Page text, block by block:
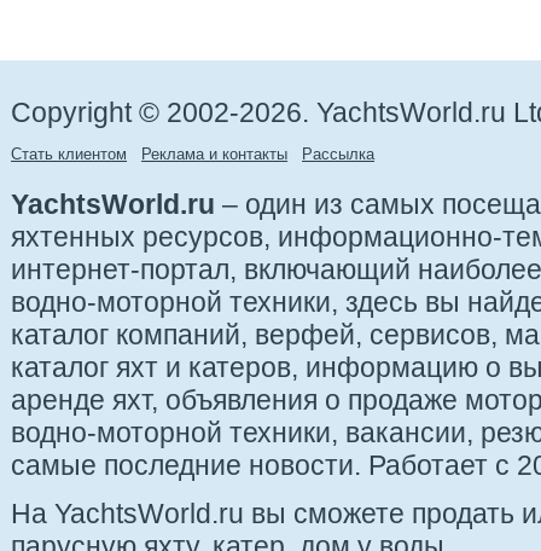
Copyright © 2002-2026. YachtsWorld.ru
Стать клиентом Реклама и контакты Рассылка
YachtsWorld.ru – один из самых
яхтенных ресурсов, информационно-
интернет-портал, включающий
водно-моторной техники, здесь вы
каталог компаний, верфей, сервисов,
каталог яхт и катеров, информацию о
аренде яхт, объявления о продаже
водно-моторной техники, вакансии,
самые последние новости. Работает с
На YachtsWorld.ru вы сможете продать